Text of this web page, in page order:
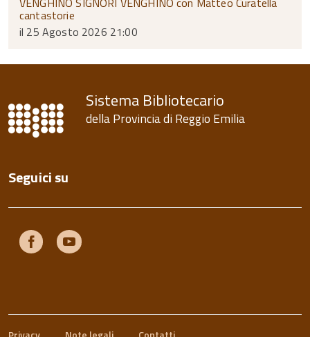
cantastorie
il 25 Agosto 2026 21:00
Sistema Bibliotecario
della Provincia di Reggio Emilia
Seguici su
Facebook